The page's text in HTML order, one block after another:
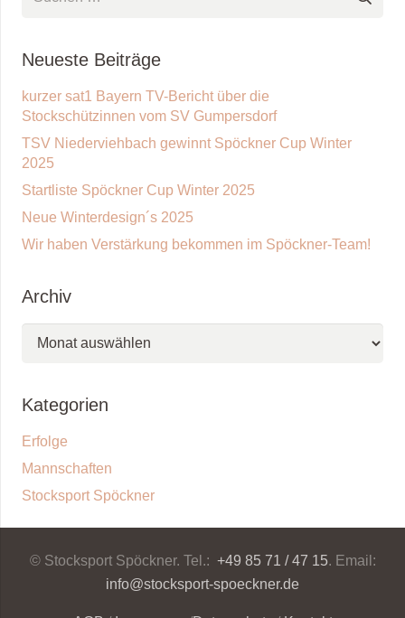
Neueste Beiträge
kurzer sat1 Bayern TV-Bericht über die
Stockschützinnen vom SV Gumpersdorf
TSV Niederviehbach gewinnt Spöckner Cup Winter
2025
Startliste Spöckner Cup Winter 2025
Neue Winterdesign´s 2025
Wir haben Verstärkung bekommen im Spöckner-Team!
Archiv
Archiv
Kategorien
Erfolge
Mannschaften
Stocksport Spöckner
© Stocksport Spöckner. Tel.: +49 85 71 / 47 15. Email:
info@stocksport-spoeckner.de